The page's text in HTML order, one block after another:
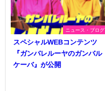
ニュース・ブログ
スペシャルWEBコンテンツ
『ガンバレルーヤのガンバル
ケーバ』が公開